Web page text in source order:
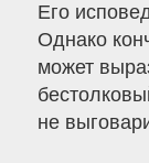
Его
Однако
может
не